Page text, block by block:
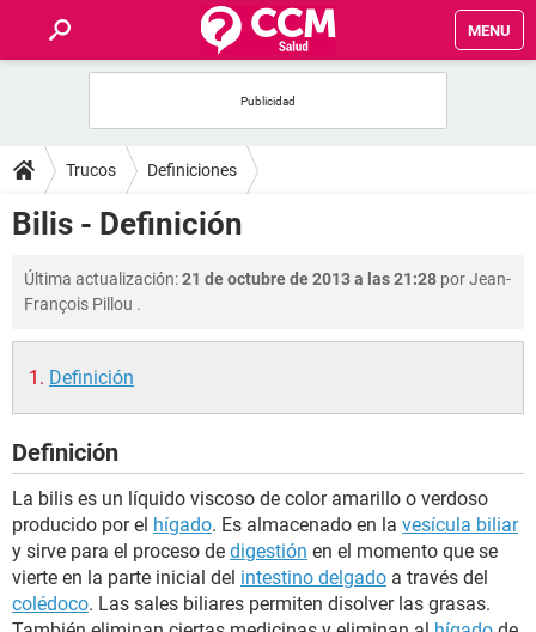
MENU
FOROS
SALUD
FAMILIA
NUTRICIÓN
SEXUALIDAD
GLOSARIO
Trucos Definiciones
Bilis - Definición
Última actualización:21 de octubre de 2013 a las 21:28 porJean-
François Pillou .
Definición
Definición
La bilis es un líquido viscoso de color amarillo o verdoso
producido por el hígado. Es almacenado en la vesícula biliar
y sirve para el proceso de digestión en el momento que se
vierte en la parte inicial del intestino delgado a través del
colédoco. Las sales biliares permiten disolver las grasas.